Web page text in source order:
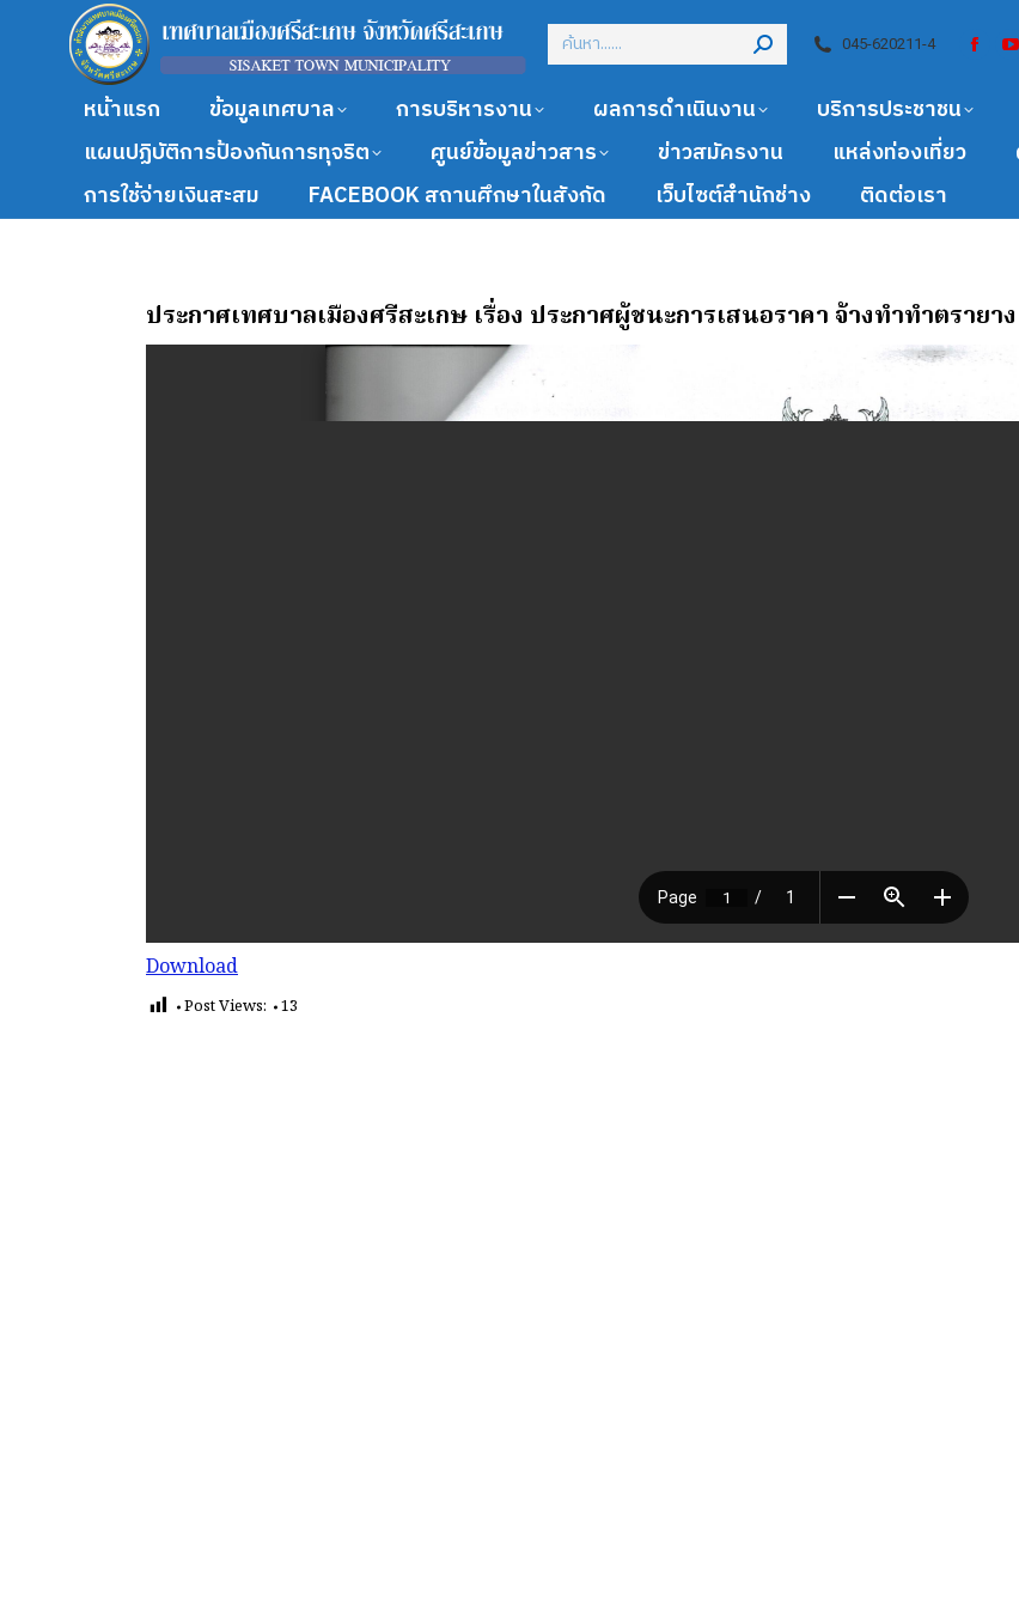
045-620211-4
หน้าแรก ข้อมูลเทศบาล การบริหารงาน ผลการดำเนินงาน บริการประชาชน
แผนปฏิบัติการป้องกันการทุจริต
ศูนย์ข้อมูลข่าวสาร ข่าวสมัครงาน แหล่งท่องเที่ยว
การใช้จ่ายเงินสะสม
FACEBOOK สถานศึกษาในสังกัด เว็บไซต์สำนักช่าง ติดต่อเรา
ประกาศเทศบาลเมืองศรีสะเกษ เรื่อง ประกาศผู้ชนะการเสนอราคา จ้างทำทำตรายา
Download
Post Views: 13